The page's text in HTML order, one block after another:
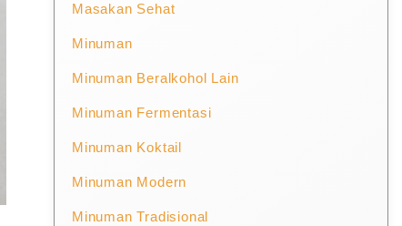
Masakan Sehat
Minuman
Minuman Beralkohol Lain
Minuman Fermentasi
Minuman Koktail
Minuman Modern
Minuman Tradisional